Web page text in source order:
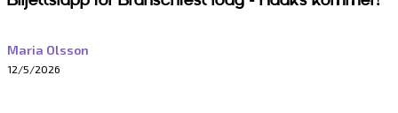
Maria Olsson
12/5/2026